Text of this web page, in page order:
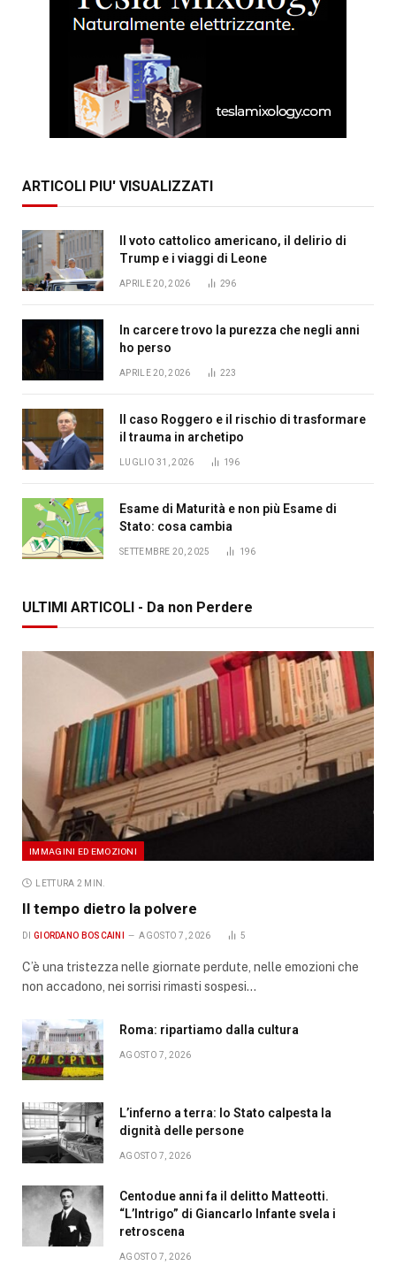
ARTICOLI PIU' VISUALIZZATI
Il voto cattolico americano, il delirio di
Trump e i viaggi di Leone
APRILE 20, 2026 296
In carcere trovo la purezza che negli anni
ho perso
APRILE 20, 2026 223
Il caso Roggero e il rischio di trasformare
il trauma in archetipo
LUGLIO 31, 2026 196
Esame di Maturità e non più Esame di
Stato: cosa cambia
SETTEMBRE 20, 2025 196
ULTIMI ARTICOLI - Da non Perdere
IMMAGINI ED EMOZIONI
LETTURA 2 MIN.
Il tempo dietro la polvere
DI GIORDANO BOSCAINI AGOSTO 7, 2026 5
C’è una tristezza nelle giornate perdute, nelle emozioni che
non accadono, nei sorrisi rimasti sospesi…
Roma: ripartiamo dalla cultura
AGOSTO 7, 2026
L’inferno a terra: lo Stato calpesta la
dignità delle persone
AGOSTO 7, 2026
Centodue anni fa il delitto Matteotti.
“L’Intrigo” di Giancarlo Infante svela i
retroscena
AGOSTO 7, 2026